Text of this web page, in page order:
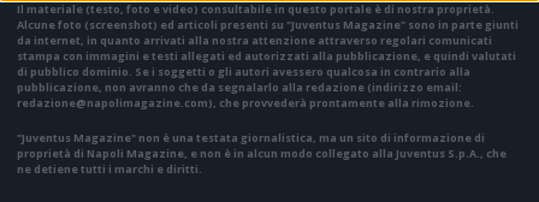
Il materiale (testo, foto e video) consultabile in questo portale è di nostra proprietà.
Alcune foto (screenshot) ed articoli presenti su "Juventus Magazine" sono in parte giunti
da internet, in quanto arrivati alla nostra attenzione attraverso regolari comunicati
stampa con immagini e testi allegati ed autorizzati alla pubblicazione, e quindi valutati
di pubblico dominio. Se i soggetti o gli autori avessero qualcosa in contrario alla
pubblicazione, non avranno che da segnalarlo alla redazione (indirizzo email:
redazione@napolimagazine.com), che provvederà prontamente alla rimozione.
"Juventus Magazine" non è una testata giornalistica, ma un sito di informazione di
proprietà di Napoli Magazine, e non è in alcun modo collegato alla Juventus S.p.A., che
ne detiene tutti i marchi e diritti.